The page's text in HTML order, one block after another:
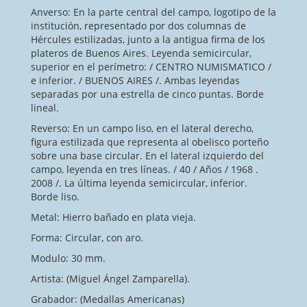
Anverso: En la parte central del campo, logotipo de la
institución, representado por dos columnas de
Hércules estilizadas, junto a la antigua firma de los
plateros de Buenos Aires. Leyenda semicircular,
superior en el perímetro: / CENTRO NUMISMATICO /
e inferior. / BUENOS AIRES /. Ambas leyendas
separadas por una estrella de cinco puntas. Borde
lineal.
Reverso: En un campo liso, en el lateral derecho,
figura estilizada que representa al obelisco porteño
sobre una base circular. En el lateral izquierdo del
campo, leyenda en tres líneas. / 40 / Años / 1968 .
2008 /. La última leyenda semicircular, inferior.
Borde liso.
Metal: Hierro bañado en plata vieja.
Forma: Circular, con aro.
Modulo: 30 mm.
Artista: (Miguel Ángel Zamparella).
Grabador: (Medallas Americanas)